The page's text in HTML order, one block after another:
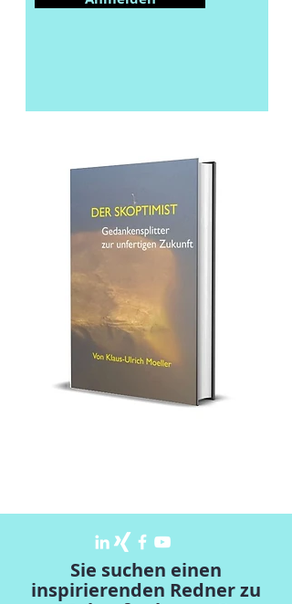
Sie suchen einen
inspirierenden Redner zu